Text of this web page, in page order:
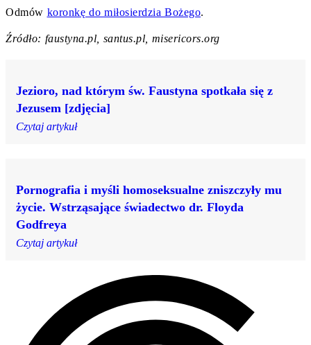
Odmów koronkę do miłosierdzia Bożego.
Źródło: faustyna.pl, santus.pl, misericors.org
Jezioro, nad którym św. Faustyna spotkała się z
Jezusem [zdjęcia]
Czytaj artykuł
Pornografia i myśli homoseksualne zniszczyły mu
życie. Wstrząsające świadectwo dr. Floyda
Godfreya
Czytaj artykuł